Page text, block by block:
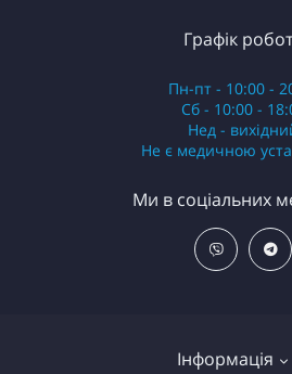
Інформація
Графік
Пн-пт - 10:00 -
Сб - 10:00 -
Нед -
Не є медичною
Ми в соціальних